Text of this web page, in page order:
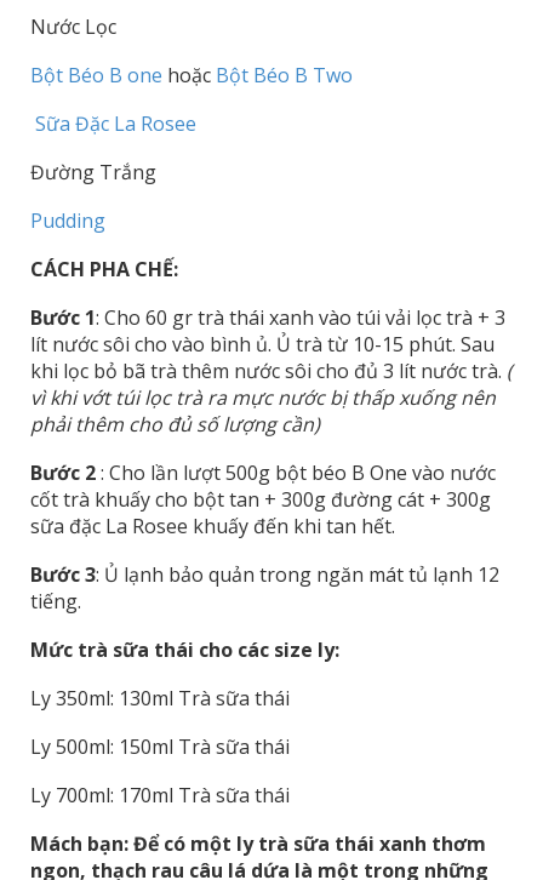
Nước Lọc
Bột Béo B one hoặc Bột Béo B Two
Sữa Đặc La Rosee
Đường Trắng
Pudding
CÁCH PHA CHẾ:
Bước 1: Cho 60 gr trà thái xanh vào túi vải lọc trà + 3
lít nước sôi cho vào bình ủ. Ủ trà từ 10-15 phút. Sau
khi lọc bỏ bã trà thêm nước sôi cho đủ 3 lít nước trà. (
vì khi vớt túi lọc trà ra mực nước bị thấp xuống nên
phải thêm cho đủ số lượng cần)
Bước 2: Cho lần lượt 500g bột béo B One vào nước
cốt trà khuấy cho bột tan + 300g đường cát + 300g
sữa đặc La Rosee khuấy đến khi tan hết.
Bước 3: Ủ lạnh bảo quản trong ngăn mát tủ lạnh 12
tiếng.
Mức trà sữa thái cho các size ly:
Ly 350ml: 130ml Trà sữa thái
Ly 500ml: 150ml Trà sữa thái
Ly 700ml: 170ml Trà sữa thái
Mách bạn: Để có một ly trà sữa thái xanh thơm
ngon, thạch rau câu lá dứa là một trong những